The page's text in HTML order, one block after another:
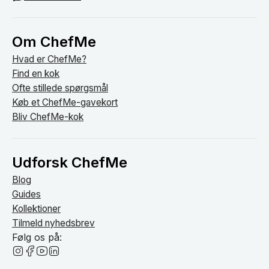
Om ChefMe
Hvad er ChefMe?
Find en kok
Ofte stillede spørgsmål
Køb et ChefMe-gavekort
Bliv ChefMe-kok
Udforsk ChefMe
Blog
Guides
Kollektioner
Tilmeld nyhedsbrev
Følg os på: